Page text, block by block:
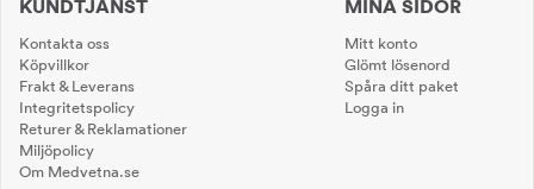
KUNDTJÄNST
Kontakta oss
Köpvillkor
Frakt & Leverans
Integritetspolicy
Returer & Reklamationer
Miljöpolicy
Om Medvetna.se
MINA SIDOR
Mitt konto
Glömt lösenord
Spåra ditt paket
Logga in